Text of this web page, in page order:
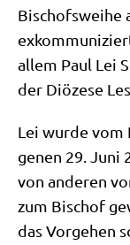
Bischofs­wei­he
allem Paul Lei
der Diö­ze­se
Lei wur­de
ge­nen 29. Juni
von ande­ren
zum Bischof
das Vor­ge­hen